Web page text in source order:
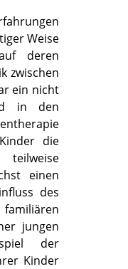
Weise
deren
zwischen
ein nicht
in den
die
einen
des
jungen
der
Kinder